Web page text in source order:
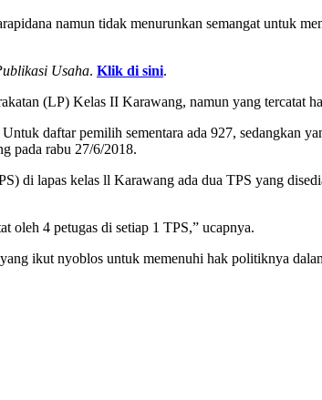
namun tidak menurunkan semangat untuk
Usaha. Klik di sini.
(LP) Kelas II Karawang, namun yang tercatat
daftar pemilih sementara ada 927, sedangkan
pada rabu 27/6/2018.
di lapas kelas ll Karawang ada dua TPS yang
oleh 4 petugas di setiap 1 TPS,” ucapnya.
ikut nyoblos untuk memenuhi hak politiknya